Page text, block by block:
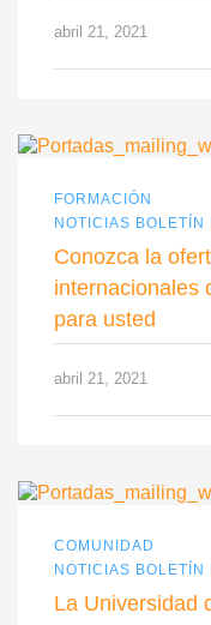
abril 21, 2021
FORMACIÓN
NOTICIAS BOLETÍN
Conozca la
internacionales
para usted
abril 21, 2021
COMUNIDAD
NOTICIAS BOLETÍN
La Universidad